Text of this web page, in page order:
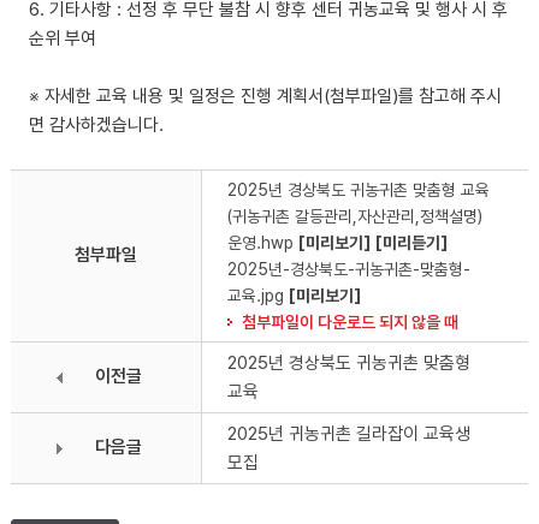
6. 기타사항 : 선정 후 무단 불참 시 향후 센터 귀농교육 및 행사 시 후
순위 부여
※ 자세한 교육 내용 및 일정은 진행 계획서(첨부파일)를 참고해 주시
면 감사하겠습니다.
첨부파일
2025년 경상북도 귀농귀촌 맞춤형 교육
(귀농귀촌 갈등관리,자산관리,정책설명)
운영.hwp [미리보기]
[미리듣기]
2025년-경상북도-귀농귀촌-맞춤형-
교육.jpg [미리보기]
첨부파일이 다운로드 되지 않을 때
이전글
2025년 경상북도 귀농귀촌 맞춤형
교육
다음글
2025년 귀농귀촌 길라잡이 교육생
모집